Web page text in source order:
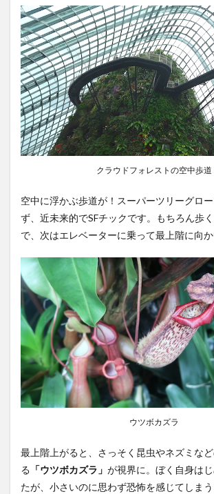
クラウドフォレストの空中歩道
空中に浮かぶ歩道が！スーパーツリーグロ
ず、近未来的でSFチックです。もちろん歩
で、次はエレベーターに乗って最上階に向か
ウツボカズラ
最上階上がると、さっそく昆虫やネズミな
る 「ウツボカズラ」 が視界に。ぼく自身は
たが、小さいのに思わず恐怖を感じてしま